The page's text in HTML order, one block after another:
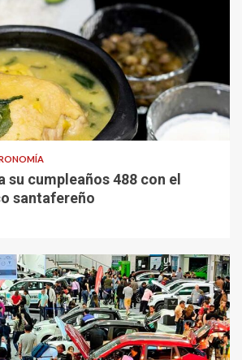
su cumpleaños 488 con el
santafereño